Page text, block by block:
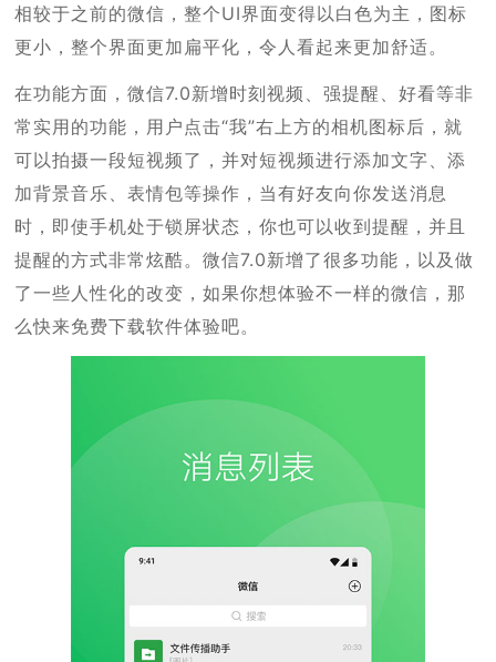
相较于之前的微信，整个UI界面变得以白色为主，图标
更小，整个界面更加扁平化，令人看起来更加舒适。
在功能方面，微信7.0新增时刻视频、强提醒、好看等非
常实用的功能，用户点击“我”右上方的相机图标后，就
可以拍摄一段短视频了，并对短视频进行添加文字、添
加背景音乐、表情包等操作，当有好友向你发送消息
时，即使手机处于锁屏状态，你也可以收到提醒，并且
提醒的方式非常炫酷。微信7.0新增了很多功能，以及做
了一些人性化的改变，如果你想体验不一样的微信，那
么快来免费下载软件体验吧。